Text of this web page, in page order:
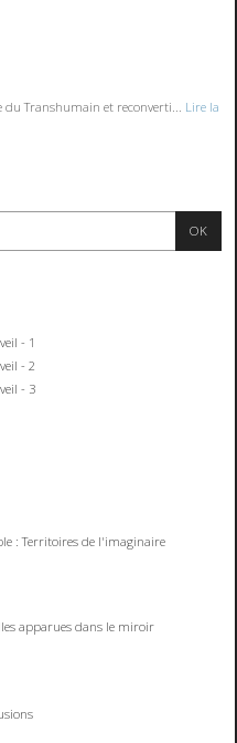
Transhumain et reconverti...
Lire la
- 1
- 2
- 3
: Territoires de l'imaginaire
apparues dans le miroir